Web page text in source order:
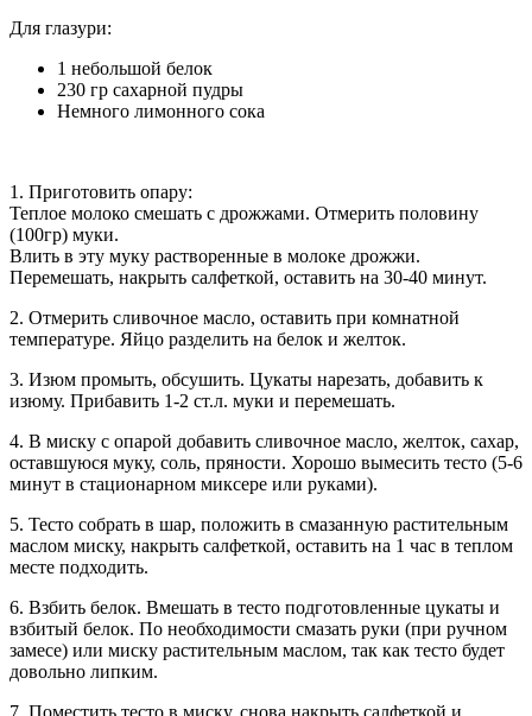
Для глазури:
1 небольшой белок
230 гр сахарной пудры
Немного лимонного сока
1. Приготовить опару:
Теплое молоко смешать с дрожжами. Отмерить половину
(100гр) муки.
Влить в эту муку растворенные в молоке дрожжи.
Перемешать, накрыть салфеткой, оставить на 30-40 минут.
2. Отмерить сливочное масло, оставить при комнатной
температуре. Яйцо разделить на белок и желток.
3. Изюм промыть, обсушить. Цукаты нарезать, добавить к
изюму. Прибавить 1-2 ст.л. муки и перемешать.
4. В миску с опарой добавить сливочное масло, желток, сахар,
оставшуюся муку, соль, пряности. Хорошо вымесить тесто (5-6
минут в стационарном миксере или руками).
5. Тесто собрать в шар, положить в смазанную растительным
маслом миску, накрыть салфеткой, оставить на 1 час в теплом
месте подходить.
6. Взбить белок. Вмешать в тесто подготовленные цукаты и
взбитый белок. По необходимости смазать руки (при ручном
замесе) или миску растительным маслом, так как тесто будет
довольно липким.
7. Поместить тесто в миску, снова накрыть салфеткой и